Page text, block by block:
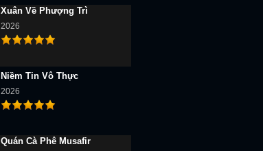
Xuân Về Phượng Trì
2026
Niềm Tin Vô Thực
2026
Quán Cà Phê Musafir